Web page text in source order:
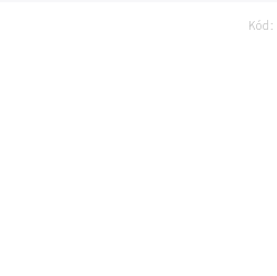
Kód: